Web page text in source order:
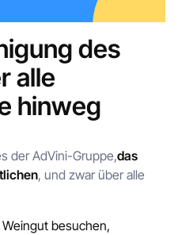
des
alle
hinweg
der AdVini-Gruppe,das
, und zwar über alle
besuchen,